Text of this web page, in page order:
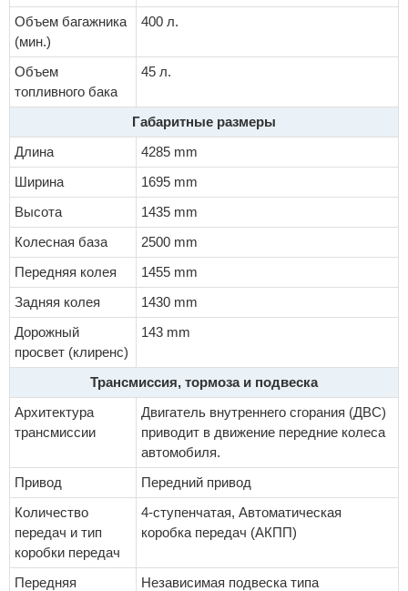
Объем багажника
(мин.)
400 л.
Объем
топливного бака
45 л.
Габаритные размеры
Длина
4285 mm
Ширина
1695 mm
Высота
1435 mm
Колесная база
2500 mm
Передняя колея
1455 mm
Задняя колея
1430 mm
Дорожный
просвет (клиренс)
143 mm
Трансмиссия, тормоза и подвеска
Архитектура
трансмиссии
Двигатель внутреннего сгорания (ДВС)
приводит в движение передние колеса
автомобиля.
Привод
Передний привод
Количество
передач и тип
коробки передач
4-ступенчатая, Автоматическая
коробка передач (АКПП)
Передняя
Независимая подвеска типа